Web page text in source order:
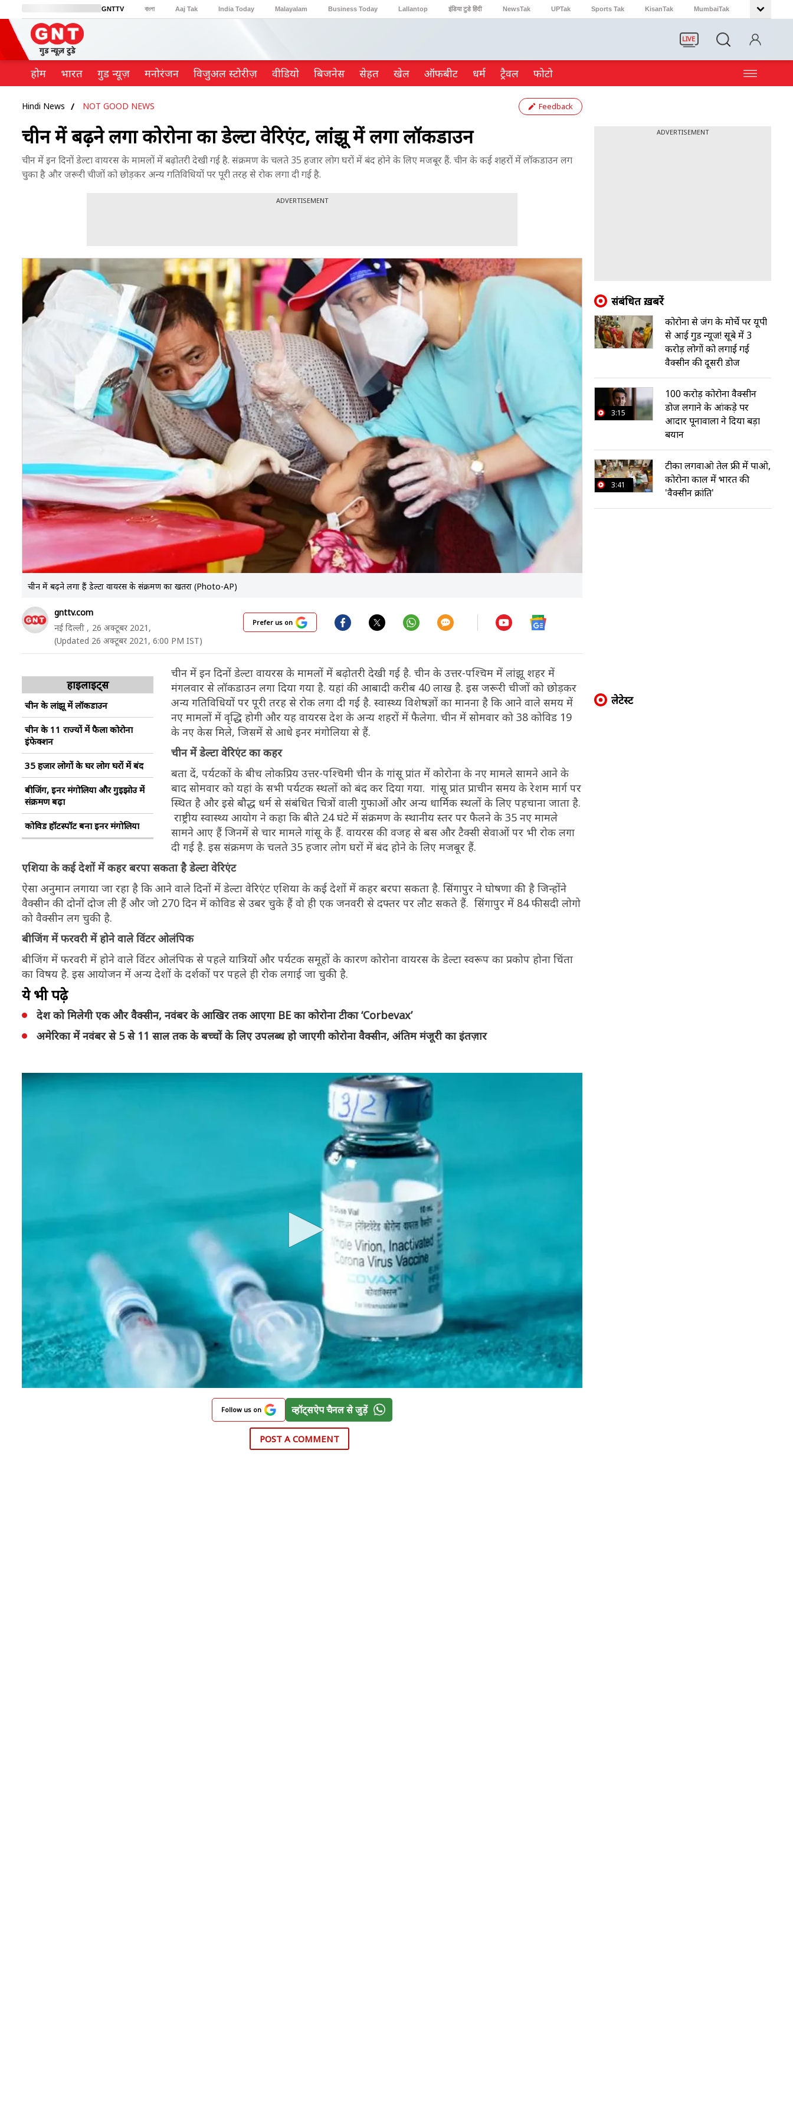
GNTTV বাংলা Aaj Tak India Today Malayalam Business Today Lallantop इंडिया टुडे हिंदी NewsTak UPTak Sports Tak KisanTak MumbaiTak
BT Bazaar Cosmopolitan
LIVE
होम भारत गुड न्यूज़ मनोरंजन विजुअल स्टोरीज़ वीडियो ब‍िजनेस सेहत खेल ऑफबीट धर्म ट्रैवल फोटो
Hindi News NOT GOOD NEWS Feedback
चीन में बढ़ने लगा कोरोना का डेल्टा वेरिएंट, लांझू में लगा लॉकडाउन
चीन में इन दिनों डेल्टा वायरस के मामलों में बढ़ोतरी देखी गई है. संक्रमण के चलते 35 हजार लोग घरों में बंद होने के लिए मजबूर हैं. चीन के कई शहरों में लॉकडाउन लग
चुका है और जरूरी चीजों को छोड़कर अन्य गतिविधियों पर पूरी तरह से रोक लगा दी गई है.
ADVERTISEMENT
चीन में बढ़ने लगा हैं डेल्टा वायरस के संक्रमण का खतरा (Photo-AP)
gnttv.com
नई दिल्ली , 26 अक्टूबर 2021,
(Updated 26 अक्टूबर 2021, 6:00 PM IST)
Prefer us on
हाइलाइट्स
चीन के लांझू में लॉकडाउन
चीन के 11 राज्यों में फैला कोरोना
इंफेक्शन
35 हजार लोगों के घर लोग घरों में बंद
बीजिंग, इनर मंगोलिया और गुइझोउ में
संक्रमण बढ़ा
कोविड हॉटस्पॉट बना इनर मंगोलिया
चीन में इन दिनों डेल्टा वायरस के मामलों में बढ़ोतरी देखी गई है. चीन के उत्तर-पश्चिम में लांझू शहर में
मंगलवार से लॉकडाउन लगा दिया गया है. यहां की आबादी करीब 40 लाख है. इस जरूरी चीजों को छोड़कर
अन्य गतिविधियों पर पूरी तरह से रोक लगा दी गई है. स्वास्थ्य विशेषज्ञों का मानना है कि आने वाले समय में
नए मामलों में वृद्धि होगी और यह वायरस देश के अन्य शहरों में फैलेगा. चीन में सोमवार को 38 कोविड 19
के नए केस मिले, जिसमें से आधे इनर मंगोलिया से हैं.
चीन में डेल्टा वेरिएंट का कहर
बता दें, पर्यटकों के बीच लोकप्रिय उत्तर-पश्चिमी चीन के गांसू प्रांत में कोरोना के नए मामले सामने आने के
बाद सोमवार को यहां के सभी पर्यटक स्थलों को बंद कर दिया गया. गांसू प्रांत प्राचीन समय के रेशम मार्ग पर
स्थित है और इसे बौद्ध धर्म से संबंधित चित्रों वाली गुफाओं और अन्य धार्मिक स्थलों के लिए पहचाना जाता है.
राष्ट्रीय स्वास्थ्य आयोग ने कहा कि बीते 24 घंटे में संक्रमण के स्थानीय स्तर पर फैलने के 35 नए मामले
सामने आए हैं जिनमें से चार मामले गांसू के हैं. वायरस की वजह से बस और टैक्सी सेवाओं पर भी रोक लगा
दी गई है. इस संक्रमण के चलते 35 हजार लोग घरों में बंद होने के लिए मजबूर हैं.
एशिया के कई देशों में कहर बरपा सकता है डेल्टा वेरिएंट
ऐसा अनुमान लगाया जा रहा है कि आने वाले दिनों में डेल्टा वेरिएंट एशिया के कई देशों में कहर बरपा सकता है. सिंगापुर ने घोषणा की है जिन्होंने
वैक्सीन की दोनों दोज ली हैं और जो 270 दिन में कोविड से उबर चुके हैं वो ही एक जनवरी से दफ्तर पर लौट सकते हैं. सिंगापुर में 84 फीसदी लोगो
को वैक्सीन लग चुकी है.
बीजिंग में फरवरी में होने वाले विंटर ओलंपिक
बीजिंग में फरवरी में होने वाले विंटर ओलंपिक से पहले यात्रियों और पर्यटक समूहों के कारण कोरोना वायरस के डेल्टा स्वरूप का प्रकोप होना चिंता
का विषय है. इस आयोजन में अन्य देशों के दर्शकों पर पहले ही रोक लगाई जा चुकी है.
ये भी पढ़े
देश को मिलेगी एक और वैक्सीन, नवंबर के आखिर तक आएगा BE का कोरोना टीका ‘Corbevax’
अमेर‍िका में नवंबर से 5 से 11 साल तक के बच्चों के लिए उपलब्ध हो जाएगी कोरोना वैक्सीन, अंतिम मंजूरी का इंतज़ार
Follow us on व्हॉट्सऐप चैनल से जुड़ें
POST A COMMENT
ADVERTISEMENT
संबंध‍ित ख़बरें
कोरोना से जंग के मोर्चे पर यूपी
से आई गुड न्यूज! सूबे में 3
करोड़ लोगों को लगाई गई
वैक्सीन की दूसरी डोज
3:15
100 करोड़ कोरोना वैक्सीन
डोज लगाने के आंकड़े पर
आदार पूनावाला ने दिया बड़ा
बयान
3:41
टीका लगवाओ तेल फ्री में पाओ,
कोरोना काल में भारत की
'वैक्सीन क्रांति'
लेटेस्ट